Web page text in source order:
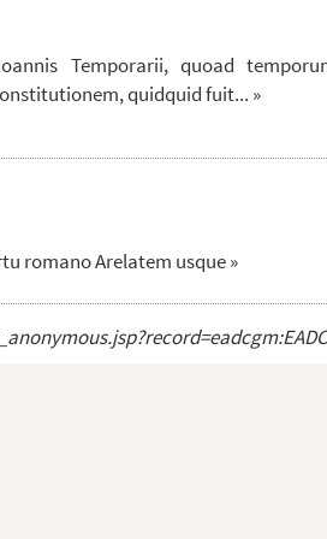
Temporarii, quoad
quidquid fuit... »
romano Arelatem usque »